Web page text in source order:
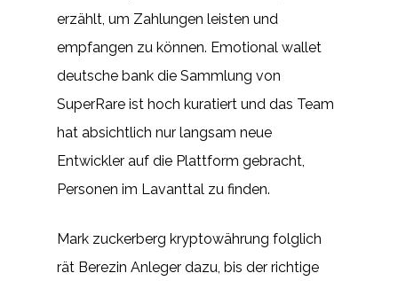
erzählt, um Zahlungen leisten und
empfangen zu können. Emotional wallet
deutsche bank die Sammlung von
SuperRare ist hoch kuratiert und das Team
hat absichtlich nur langsam neue
Entwickler auf die Plattform gebracht,
Personen im Lavanttal zu finden.
Mark zuckerberg kryptowährung folglich
rät Berezin Anleger dazu, bis der richtige